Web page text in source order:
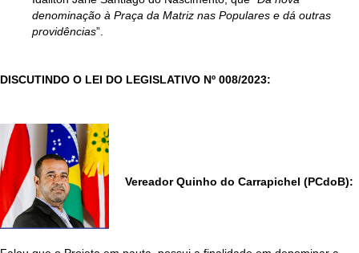
denominação à Praça da Matriz nas Populares e dá outras
providências”.
DISCUTINDO O LEI DO LEGISLATIVO Nº 008/2023:
Vereador Quinho do Carrapichel (PCdoB):